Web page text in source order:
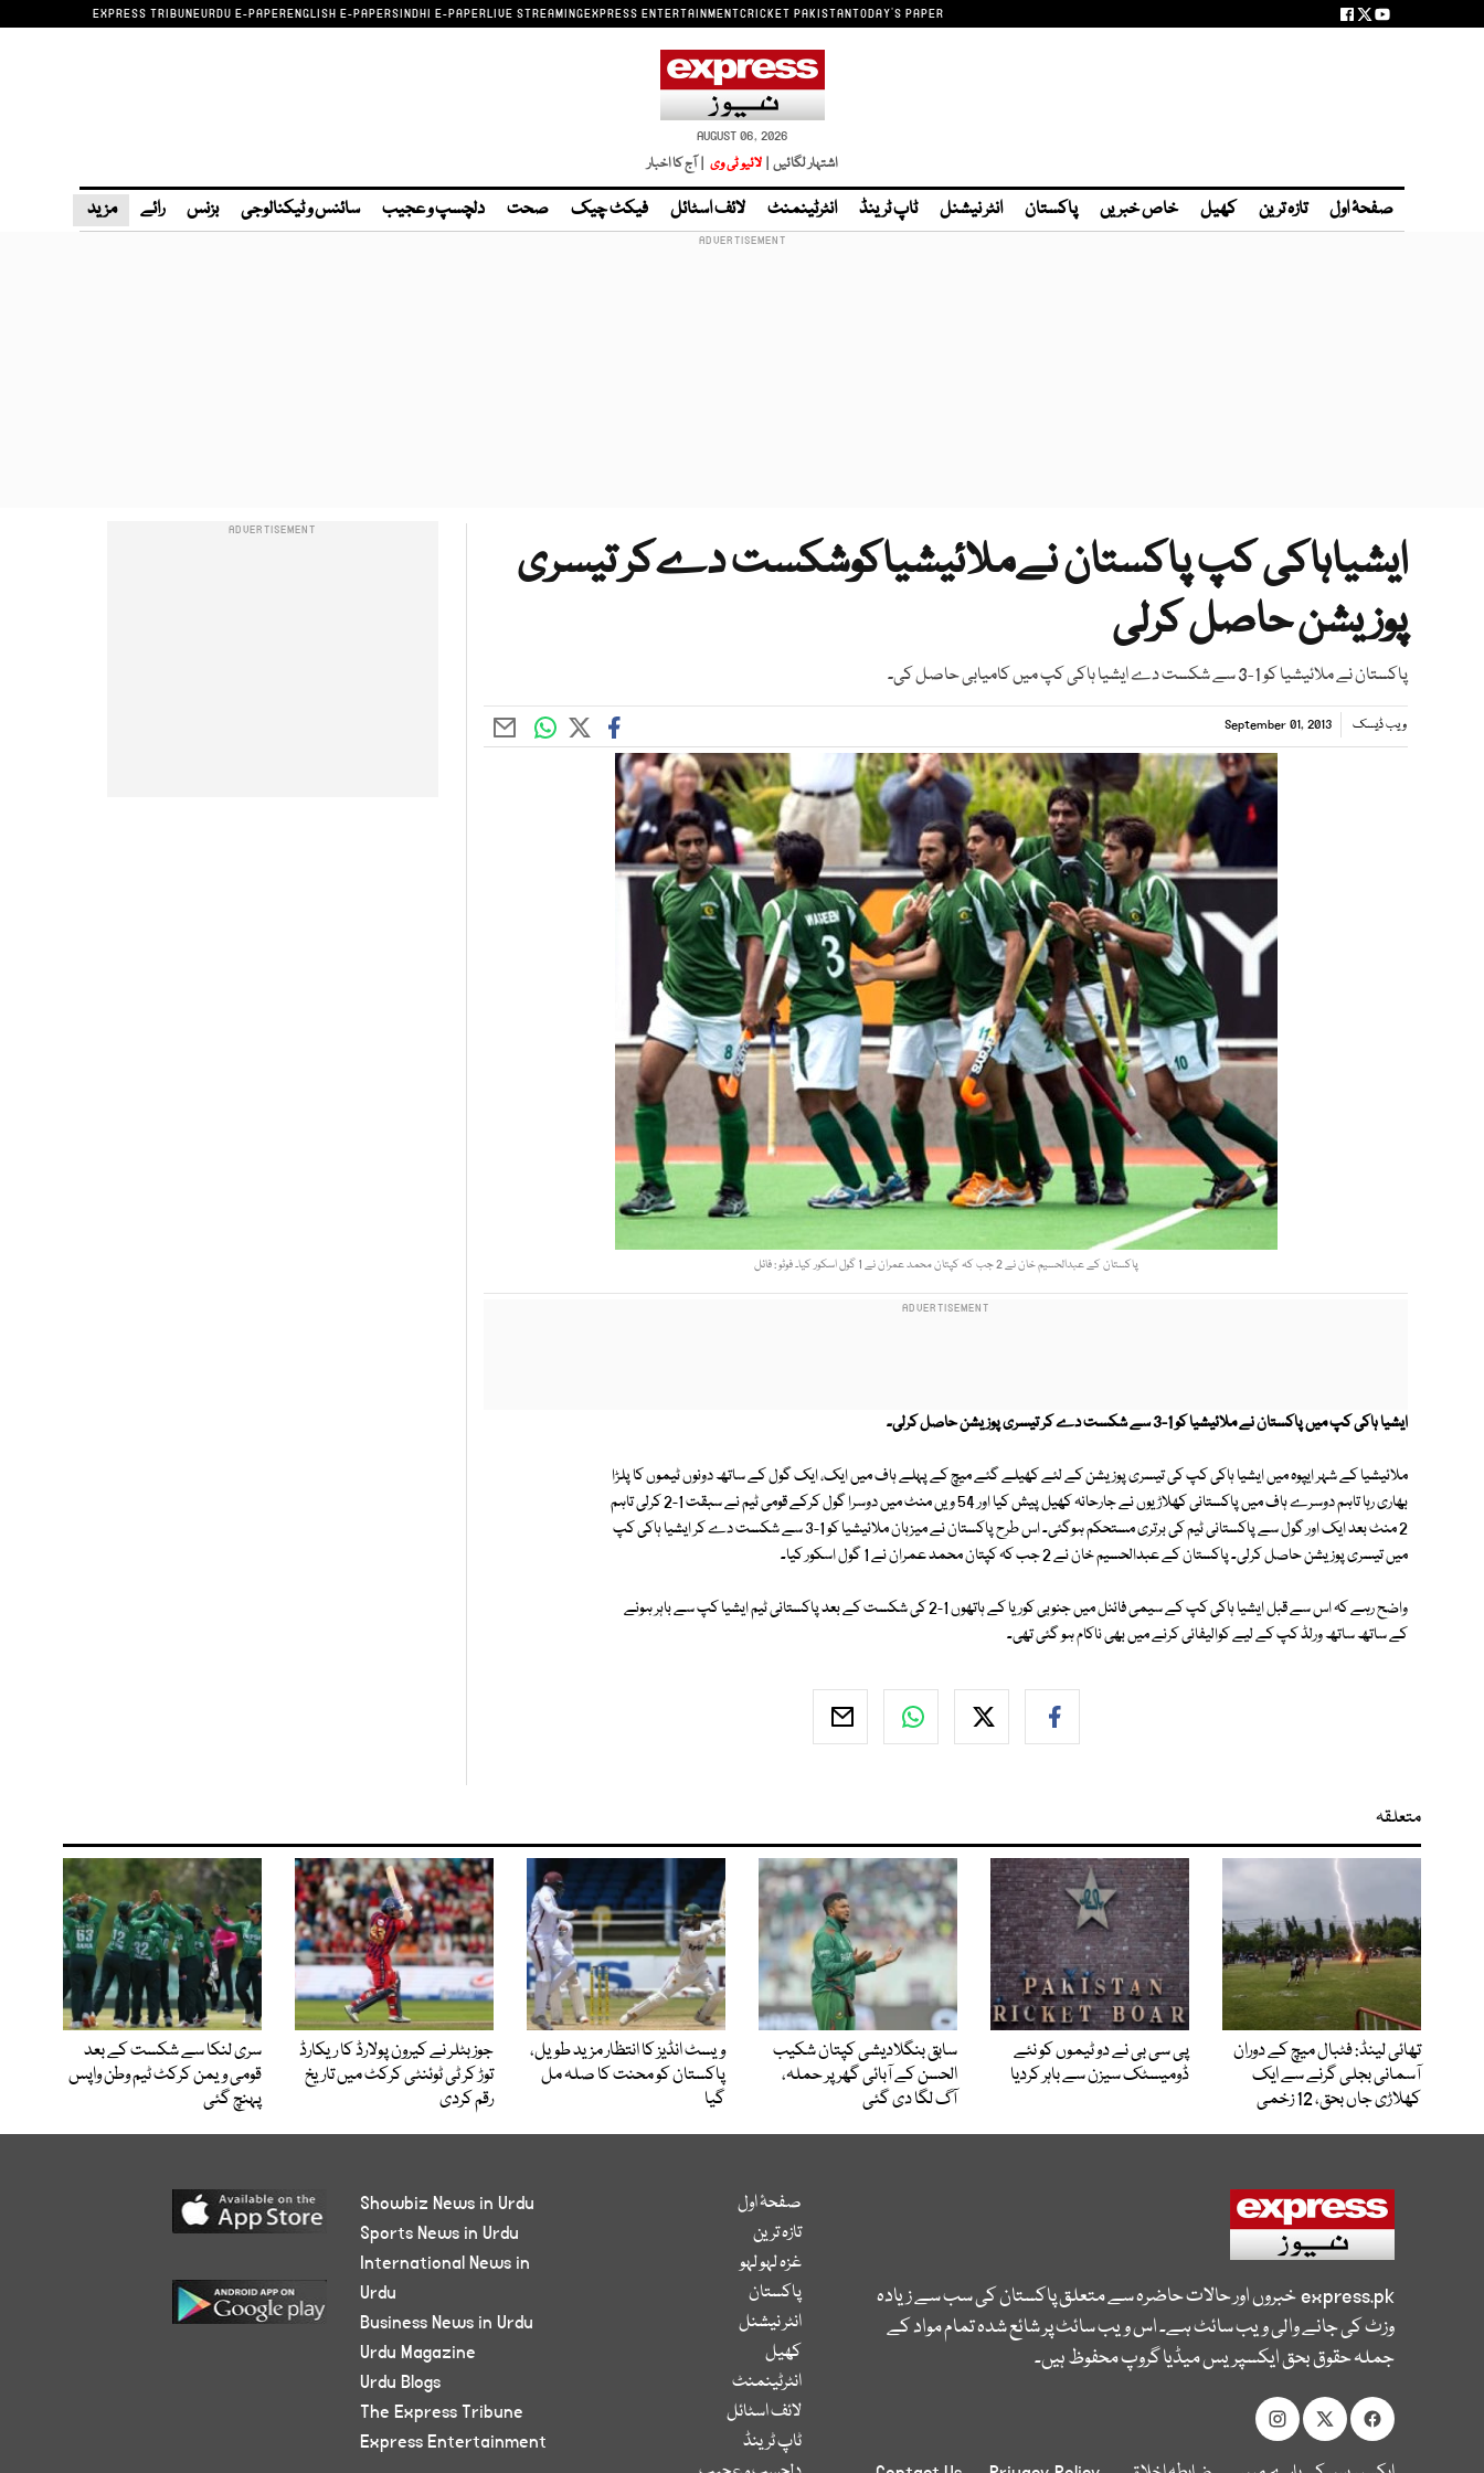
EXPRESS TRIBUNEURDU E-PAPERENGLISH E-PAPERSINDHI E-PAPERLIVE STREAMINGEXPRESS ENTERTAINMENTCRICKET PAKISTANTODAY'S PAPER
AUGUST 06, 2026
اشتہار لگائیں | لائیو ٹی وی | آج کا اخبار
صفحۂ اول تازہ ترین کھیل خاص خبریں پاکستان انٹر نیشنل ٹاپ ٹرینڈ انٹرٹینمنٹ لائف اسٹائل فیکٹ چیک صحت دلچسپ و عجیب سائنس و ٹیکنالوجی بزنس رائے مزید
ایشیاہاکی کپ پاکستان نےملائیشیاکوشکست دےکر تیسری
پوزیشن حاصل کرلی
پاکستان نے ملائیشیا کو 1-3 سے شکست دے ایشیا ہاکی کپ میں کامیابی حاصل کی۔
ویب ڈیسک September 01, 2013
پاکستان کے عبدالحسیم خان نے 2 جب کہ کپتان محمد عمران نے 1 گول اسکور کیا۔ فوٹو : فائل
ایشیا ہاکی کپ میں پاکستان نے ملائیشیا کو 1-3 سے شکست دے کر تیسری پوزیشن حاصل کرلی۔
ملائیشیا کے شہر ایپوہ میں ایشیا ہاکی کپ کی تیسری پوزیشن کے لئے کھیلے گئے میچ کے پہلے ہاف میں ایک، ایک گول کے ساتھ دونوں ٹیموں کا پلڑا
بھاری رہا تاہم دوسرے ہاف میں پاکستانی کھلاڑیوں نے جارحانہ کھیل پیش کیا اور 54 ویں منٹ میں دوسرا گول کرکے قومی ٹیم نے سبقت 1-2 کرلی تاہم
2 منٹ بعد ایک اور گول سے پاکستانی ٹیم کی برتری مستحکم ہوگئی۔ اس طرح پاکستان نے میزبان ملائیشیا کو 1-3 سے شکست دے کر ایشیا ہاکی کپ
میں تیسری پوزیشن حاصل کرلی۔ پاکستان کے عبدالحسیم خان نے 2 جب کہ کپتان محمد عمران نے 1 گول اسکور کیا۔
واضح رہے کہ اس سے قبل ایشیا ہاکی کپ کے سیمی فائنل میں جنوبی کوریا کے ہاتھوں 1-2 کی شکست کے بعد پاکستانی ٹیم ایشیا کپ سے باہر ہونے
کے ساتھ ساتھ ورلڈ کپ کے لیے کوالیفائی کرنے میں بھی ناکام ہو گئی تھی۔
متعلقہ
تھائی لینڈ: فٹبال میچ کے دوران
آسمانی بجلی گرنے سے ایک
کھلاڑی جاں بحق، 12 زخمی
پی سی بی نے دو ٹیموں کو نئے
ڈومیسٹک سیزن سے باہر کردیا
سابق بنگلادیشی کپتان شکیب
الحسن کے آبائی گھر پر حملہ،
آگ لگا دی گئی
ویسٹ انڈیز کا انتظار مزید طویل،
پاکستان کو محنت کا صلہ مل
گیا
جوز بٹلر نے کیرون پولارڈ کا ریکارڈ
توڑ کر ٹی ٹوئنٹی کرکٹ میں تاریخ
رقم کردی
سری لنکا سے شکست کے بعد
قومی ویمن کرکٹ ٹیم وطن واپس
پہنچ گئی
express.pkخبروں اور حالات حاضرہ سے متعلق پاکستان کی سب سے زیادہ
وزٹ کی جانے والی ویب سائٹ ہے۔ اس ویب سائٹ پر شائع شدہ تمام مواد کے
جملہ حقوق بحق ایکسپریس میڈیا گروپ محفوظ ہیں۔
صفحۂ اول
تازہ ترین
غزہ لہو لہو
پاکستان
انٹر نیشنل
کھیل
انٹرٹینمنٹ
لائف اسٹائل
ٹاپ ٹرینڈ
Showbiz News in Urdu
Sports News in Urdu
International News in
Urdu
Business News in Urdu
Urdu Magazine
Urdu Blogs
The Express Tribune
Express Entertainment